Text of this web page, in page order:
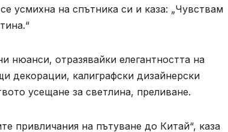
усмихна на спътника си и каза: „Чувствам
нюанси, отразявайки елегантността на
декорации, калиграфски дизайнерски
усещане за светлина, преливане.
привличания на пътуване до Китай“, каза